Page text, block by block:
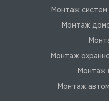
Монтаж
Монтаж
Монтаж
Монтаж
Монтаж